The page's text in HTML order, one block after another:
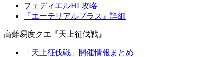
フェディエルHL攻略
『エーテリアルプラス』詳細
高難易度クエ『天上征伐戦』
「天上征伐戦」開催情報まとめ